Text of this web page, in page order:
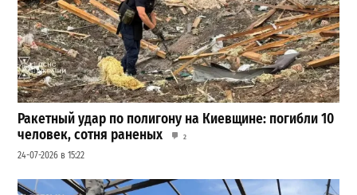
Ракетный удар по полигону на Киевщине: погибли 10
человек, сотня раненых
2
24-07-2026 в 15:22